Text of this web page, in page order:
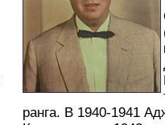
ранга. В 1940-1941